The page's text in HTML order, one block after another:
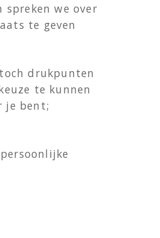
we over
te geven
drukpunten
te kunnen
je bent;